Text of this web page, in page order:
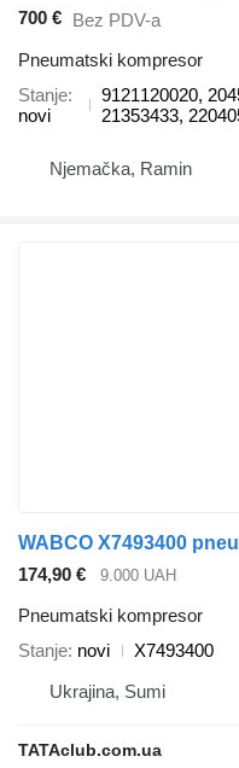
700 € Bez PDV-a
Pneumatski kompresor
Stanje
novi
9121120020,
21353433,
Njemačka, Ramin
WABCO X7493400
174,90 €
9.000 UAH
Pneumatski kompresor
Stanje novi
X7493400
Ukrajina, Sumi
TATAclub.com.ua